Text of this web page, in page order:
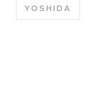
YOSHIDA